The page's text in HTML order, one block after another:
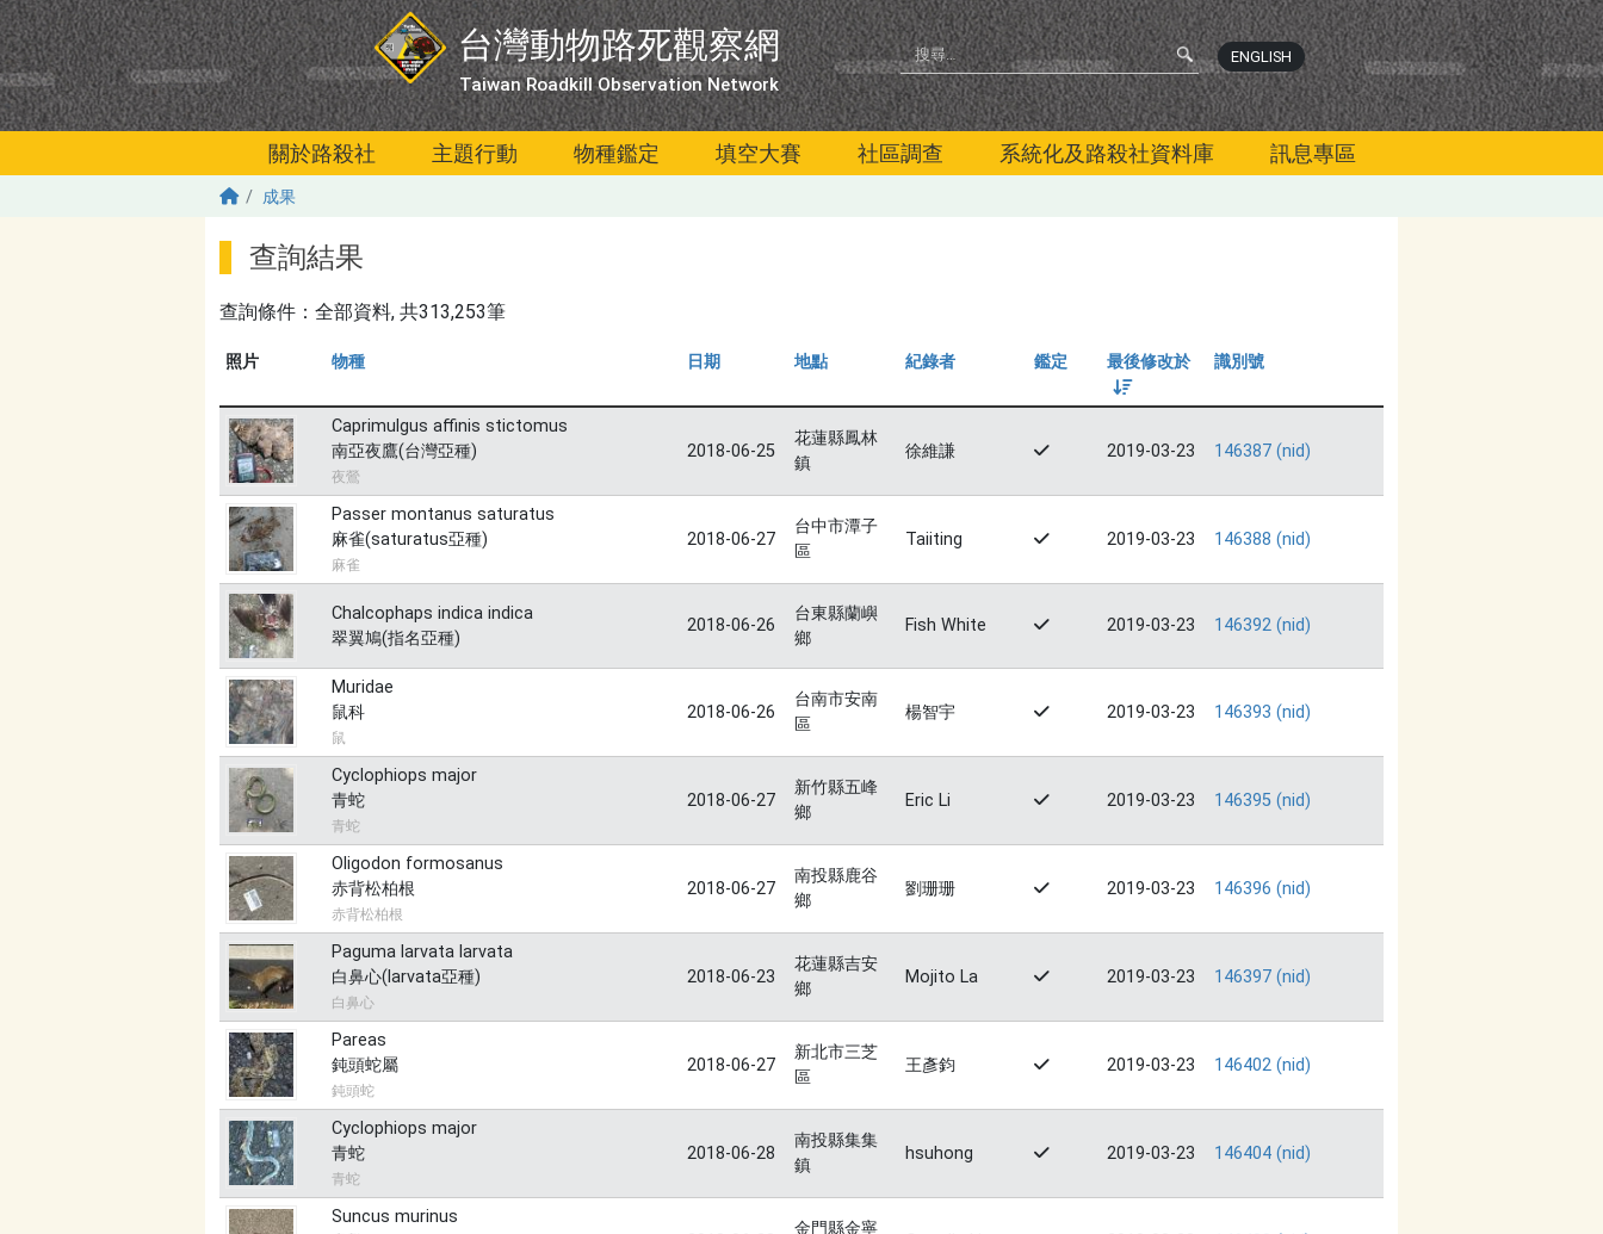
移至主內容
台灣動物路死觀察網
Taiwan Roadkill Observation Network
ENGLISH
關於路殺社 主題行動 物種鑑定 填空大賽 社區調查 系統化及路殺社資料庫 訊息專區
成果
查詢結果
查詢條件： 全部資料, 共313,253筆
照片 物種 日期 地點 紀錄者 鑑定 最後修改於
由大到小
識別號
Caprimulgus affinis stictomus
南亞夜鷹(台灣亞種)
夜鶯
2018-06-25
花蓮縣鳳林
鎮
徐維謙 2019-03-23 146387 (nid)
Passer montanus saturatus
麻雀(saturatus亞種)
麻雀
2018-06-27
台中市潭子
區
Taiiting 2019-03-23 146388 (nid)
Chalcophaps indica indica
翠翼鳩(指名亞種)
2018-06-26
台東縣蘭嶼
鄉
Fish White 2019-03-23 146392 (nid)
Muridae
鼠科
鼠
2018-06-26
台南市安南
區
楊智宇 2019-03-23 146393 (nid)
Cyclophiops major
青蛇
青蛇
2018-06-27
新竹縣五峰
鄉
Eric Li 2019-03-23 146395 (nid)
Oligodon formosanus
赤背松柏根
赤背松柏根
2018-06-27
南投縣鹿谷
鄉
劉珊珊 2019-03-23 146396 (nid)
Paguma larvata larvata
白鼻心(larvata亞種)
白鼻心
2018-06-23
花蓮縣吉安
鄉
Mojito La 2019-03-23 146397 (nid)
Pareas
鈍頭蛇屬
鈍頭蛇
2018-06-27
新北市三芝
區
王彥鈞 2019-03-23 146402 (nid)
Cyclophiops major
青蛇
青蛇
2018-06-28
南投縣集集
鎮
hsuhong 2019-03-23 146404 (nid)
Suncus murinus
金門縣金寧